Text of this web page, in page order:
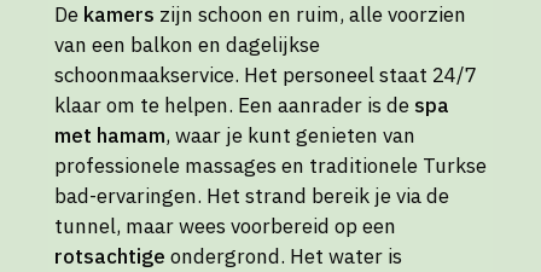
De kamers zijn schoon en ruim, alle voorzien
van een balkon en dagelijkse
schoonmaakservice. Het personeel staat 24/7
klaar om te helpen. Een aanrader is de spa
met hamam, waar je kunt genieten van
professionele massages en traditionele Turkse
bad-ervaringen. Het strand bereik je via de
tunnel, maar wees voorbereid op een
rotsachtige ondergrond. Het water is